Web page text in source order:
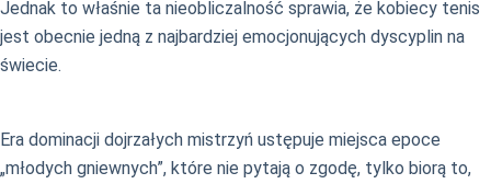
Jednak to właśnie ta nieobliczalność sprawia, że kobiecy tenis
jest obecnie jedną z najbardziej emocjonujących dyscyplin na
świecie.
Era dominacji dojrzałych mistrzyń ustępuje miejsca epoce
„młodych gniewnych”, które nie pytają o zgodę, tylko biorą to,